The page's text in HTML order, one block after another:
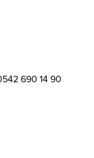
690 14 90